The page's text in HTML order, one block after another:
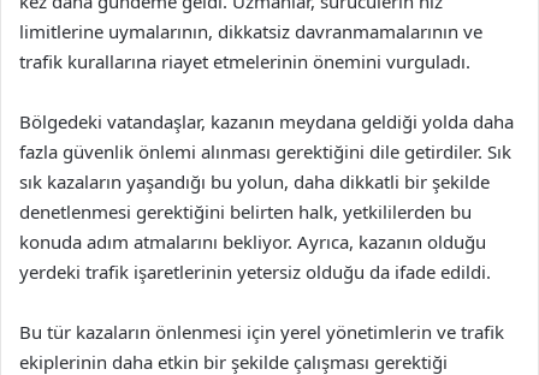
limitlerine uymalarının, dikkatsiz davranmamalarının ve
trafik kurallarına riayet etmelerinin önemini vurguladı.
Bölgedeki vatandaşlar, kazanın meydana geldiği yolda daha
fazla güvenlik önlemi alınması gerektiğini dile getirdiler. Sık
sık kazaların yaşandığı bu yolun, daha dikkatli bir şekilde
denetlenmesi gerektiğini belirten halk, yetkililerden bu
konuda adım atmalarını bekliyor. Ayrıca, kazanın olduğu
yerdeki trafik işaretlerinin yetersiz olduğu da ifade edildi.
Bu tür kazaların önlenmesi için yerel yönetimlerin ve trafik
ekiplerinin daha etkin bir şekilde çalışması gerektiği